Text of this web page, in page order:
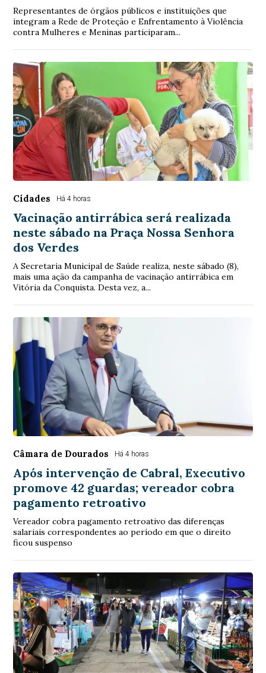
Representantes de órgãos públicos e instituições que
integram a Rede de Proteção e Enfrentamento à Violência
contra Mulheres e Meninas participaram...
Cidades Há 4 horas
Vacinação antirrábica será realizada
neste sábado na Praça Nossa Senhora
dos Verdes
A Secretaria Municipal de Saúde realiza, neste sábado (8),
mais uma ação da campanha de vacinação antirrábica em
Vitória da Conquista. Desta vez, a...
Câmara de Dourados Há 4 horas
Após intervenção de Cabral, Executivo
promove 42 guardas; vereador cobra
pagamento retroativo
Vereador cobra pagamento retroativo das diferenças
salariais correspondentes ao período em que o direito
ficou suspenso